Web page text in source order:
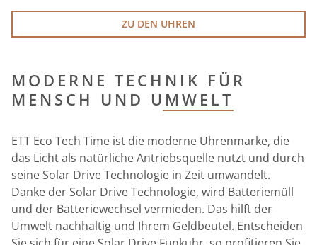
ZU DEN UHREN
MODERNE TECHNIK FÜR
MENSCH UND UMWELT
ETT Eco Tech Time ist die moderne Uhrenmarke, die
das Licht als natürliche Antriebsquelle nutzt und durch
seine Solar Drive Technologie in Zeit umwandelt.
Danke der Solar Drive Technologie, wird Batteriemüll
und der Batteriewechsel vermieden. Das hilft der
Umwelt nachhaltig und Ihrem Geldbeutel. Entscheiden